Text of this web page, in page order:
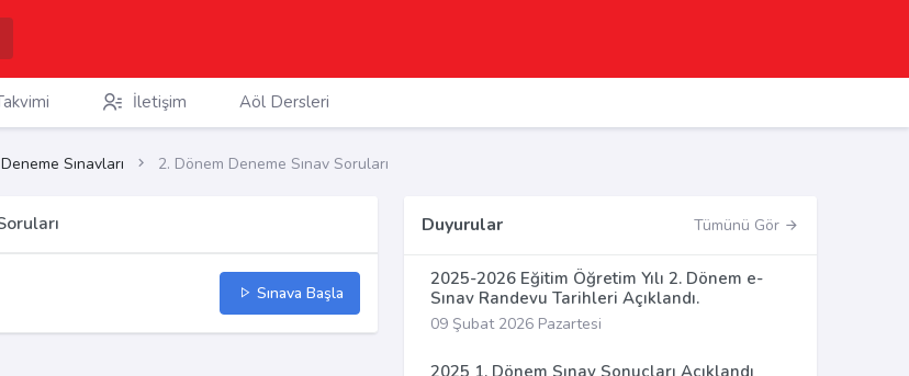
İletişim Aöl Dersleri
Sınavları 2. Dönem Deneme Sınav Soruları
Sınava Başla
Duyurular Tümünü Gör
2025-2026 Eğitim Öğretim Yılı 2. Dönem e-
Sınav Randevu Tarihleri Açıklandı.
09 Şubat 2026 Pazartesi